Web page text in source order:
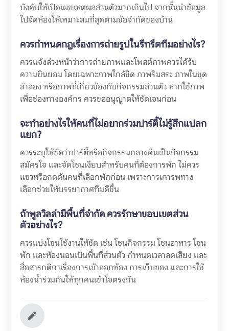
บังคับให้เปิดเผยเหตุผลส่วนตัวมากเกินไป จากนั้นนำข้อมูล
ไปจัดห้องให้เหมาะสมที่สุดตามข้อจำกัดของบ้าน
ควรกำหนดกฎเรื่องการถ่ายรูปในรีทรีตทีมอย่างไร?
ควรแจ้งล่วงหน้าว่าการถ่ายภาพและโพสต์ภาพควรได้รับ
ความยินยอม โดยเฉพาะภาพใกล้ชิด ภาพริมสระ ภาพในชุด
ลำลอง หรือภาพที่เกี่ยวข้องกับกิจกรรมส่วนตัว หากใช้ภาพ
เพื่อช่องทางองค์กร ควรขออนุญาตให้ชัดเจนก่อน
จะทำอย่างไรให้คนที่ไม่อยากร่วมปาร์ตี้ไม่รู้สึกแปลก
แยก?
ควรระบุให้ชัดว่าปาร์ตี้หรือกิจกรรมกลางคืนเป็นกิจกรรม
สมัครใจ และจัดโซนเงียบสำหรับคนที่ต้องการพัก ไม่ควร
แซวหรือกดดันคนที่เลือกพักก่อน เพราะการเคารพทาง
เลือกช่วยให้บรรยากาศทีมดีขึ้น
ถ้าพูลวิลล่ามีพื้นที่จำกัด ควรรักษาขอบเขตส่วน
ตัวอย่างไร?
ควรแบ่งโซนใช้งานให้ชัด เช่น โซนกิจกรรม โซนอาหาร โซน
พัก และห้องนอนเป็นพื้นที่ส่วนตัว กำหนดเวลาลดเสียง และ
สื่อสารกติกาเรื่องการเข้าออกห้อง การเก็บของ และการใช้
ห้องน้ำร่วมกันให้ทุกคนเข้าใจตรงกัน